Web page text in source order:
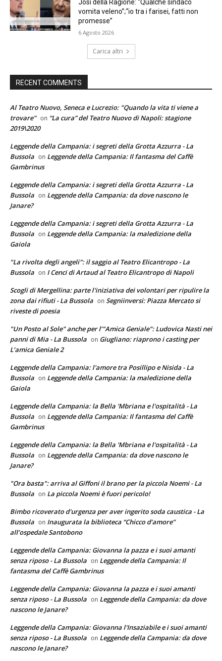
Josi della Ragione: “Qualche sindaco
vomita veleno”;“io tra i farisei, fatti non
promesse”
6 Agosto 2026
Carica altri
RECENT COMMENTS
Al Teatro Nuovo, Seneca e Lucrezio: "Quando la vita ti viene a
trovare" on “La cura” del Teatro Nuovo di Napoli: stagione
2019\2020
Leggende della Campania: i segreti della Grotta Azzurra - La
Bussola on Leggende della Campania: Il fantasma del Caffè
Gambrinus
Leggende della Campania: i segreti della Grotta Azzurra - La
Bussola on Leggende della Campania: da dove nascono le
Janare?
Leggende della Campania: i segreti della Grotta Azzurra - La
Bussola on Leggende della Campania: la maledizione della
Gaiola
"La rivolta degli angeli": il saggio al Teatro Elicantropo - La
Bussola on I Cenci di Artaud al Teatro Elicantropo di Napoli
Scogli di Mergellina: parte l'iniziativa dei volontari per ripulire la
zona dai rifiuti - La Bussola on Segniinversi: Piazza Mercato si
riveste di poesia
"Un Posto al Sole" anche per l’"Amica Geniale": Ludovica Nasti nei
panni di Mia - La Bussola on Giugliano: riaprono i casting per
L’amica Geniale 2
Leggende della Campania: l'amore tra Posillipo e Nisida - La
Bussola on Leggende della Campania: la maledizione della
Gaiola
Leggende della Campania: la Bella 'Mbriana e l'ospitalità - La
Bussola on Leggende della Campania: Il fantasma del Caffè
Gambrinus
Leggende della Campania: la Bella 'Mbriana e l'ospitalità - La
Bussola on Leggende della Campania: da dove nascono le
Janare?
"Ora basta": arriva al Giffoni il brano per la piccola Noemi - La
Bussola on La piccola Noemi è fuori pericolo!
Bimbo ricoverato d'urgenza per aver ingerito soda caustica - La
Bussola on Inaugurata la biblioteca “Chicco d’amore”
all’ospedale Santobono
Leggende della Campania: Giovanna la pazza e i suoi amanti
senza riposo - La Bussola on Leggende della Campania: Il
fantasma del Caffè Gambrinus
Leggende della Campania: Giovanna la pazza e i suoi amanti
senza riposo - La Bussola on Leggende della Campania: da dove
nascono le Janare?
Leggende della Campania: Giovanna l'Insaziabile e i suoi amanti
senza riposo - La Bussola on Leggende della Campania: da dove
nascono le Janare?